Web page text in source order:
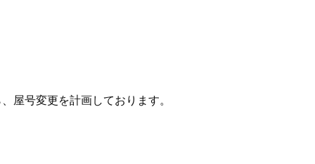
屋号変更を計画しております。